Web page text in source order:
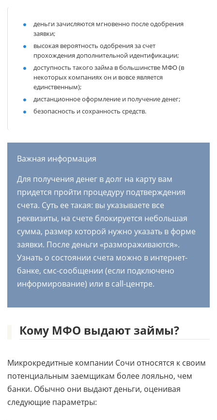
деньги зачисляются мгновенно после одобрения
заявки;
высокая вероятность одобрения за счет
прохождения дополнительной идентификации;
доступность такого займа в большинстве МФО (в
некоторых компаниях он и вовсе является
единственным);
дистанционное оформление и получение денег;
безопасность и сохранность средств.
Важная информация
Для получения денег в долг на карту вам
придется пройти процедуру подтверждения
счета. Суть ее такая: вы указываете все
реквизиты, на счете блокируется небольшая
сумма, размер которой нужно указать в форме
заявки. После деньги «размораживаются».
Узнать о состоянии счета можно в интернет-
банке, смс-сообщении (если подключено
информирование) или в call-центре.
Кому МФО выдают займы?
Микрокредитные компании Сочи относятся к своим
потенциальным заемщикам более лояльно, чем
банки. Обычно они выдают деньги, оценивая
следующие параметры: